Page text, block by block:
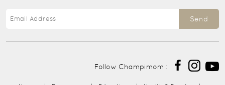
Send
Follow Champimom :